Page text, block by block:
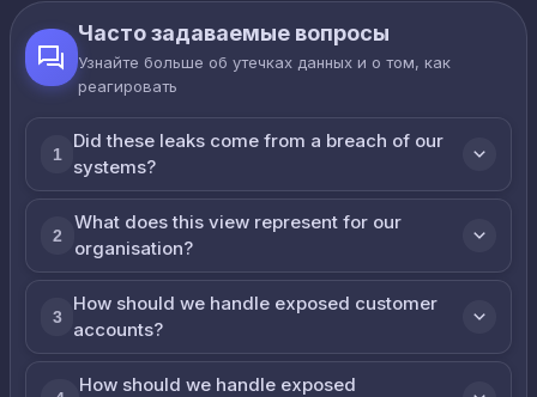
Часто задаваемые вопросы
Узнайте больше об утечках данных и о том, как
реагировать
1
Did these leaks come from a breach of our
systems?
2
What does this view represent for our
organisation?
3
How should we handle exposed customer
accounts?
How should we handle exposed